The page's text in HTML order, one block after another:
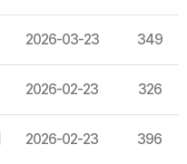
2026-03-23 349
2026-02-23 326
2026-02-23 396